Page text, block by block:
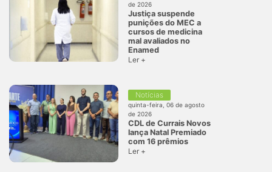
de 2026
Justiça suspende
punições do MEC a
cursos de medicina
mal avaliados no
Enamed
Ler +
Notícias
quinta-feira, 06 de agosto
de 2026
CDL de Currais Novos
lança Natal Premiado
com 16 prêmios
Ler +